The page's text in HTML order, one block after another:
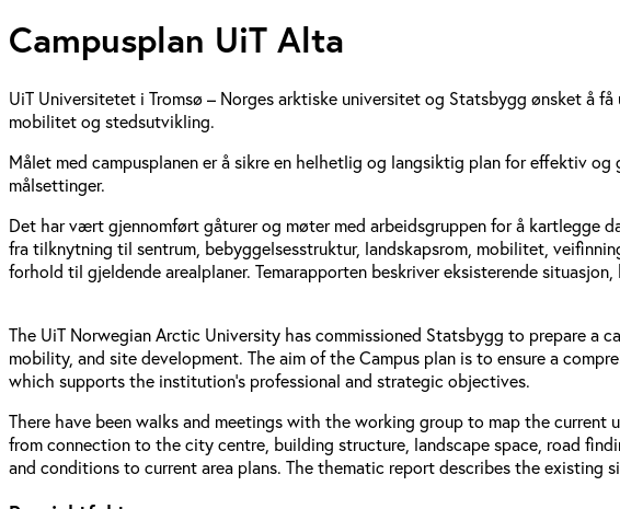
Campusplan UiT Alta
UiT Universitetet i Tromsø – Norges arktiske universitet og Statsbygg ønsket å
mobilitet og stedsutvikling.
Målet med campusplanen er å sikre en helhetlig og langsiktig plan for effektiv
målsettinger.
Det har vært gjennomført gåturer og møter med arbeidsgruppen for å kartlegge
fra tilknytning til sentrum, bebyggelsesstruktur, landskapsrom, mobilitet,
forhold til gjeldende arealplaner. Temarapporten beskriver eksisterende
The UiT Norwegian Arctic University has commissioned Statsbygg to prepare a
mobility, and site development. The aim of the Campus plan is to ensure a
which supports the institution's professional and strategic objectives.
There have been walks and meetings with the working group to map the
from connection to the city centre, building structure, landscape space, road
and conditions to current area plans. The thematic report describes the existing